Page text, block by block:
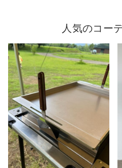
人気のコー